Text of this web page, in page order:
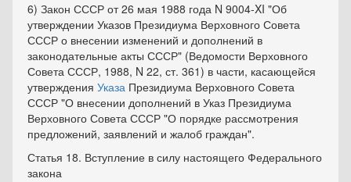
6) Закон СССР от 26 мая 1988 года N 9004-XI "Об
утверждении Указов Президиума Верховного Совета
СССР о внесении изменений и дополнений в
законодательные акты СССР" (Ведомости Верховного
Совета СССР, 1988, N 22, ст. 361) в части, касающейся
утверждения Указа Президиума Верховного Совета
СССР "О внесении дополнений в Указ Президиума
Верховного Совета СССР "О порядке рассмотрения
предложений, заявлений и жалоб граждан".
Статья 18. Вступление в силу настоящего Федерального
закона